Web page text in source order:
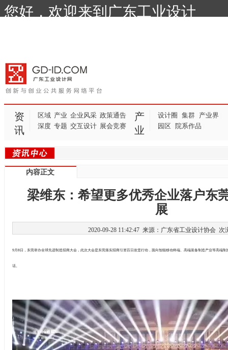
您好，欢迎来到广东工业设计
资
讯
区域 产业 企业风采 政策通告
深度 专题 交互设计 展会竞赛
产
业
设计圈 集群| 产业界
园区 院系作品
内容正文
梁维东：希望更多优秀企业落户东
展
2020-09-28 11:42:47 来源：广东省工业设计协会 次
9月8日，东莞举办全球先进制造招商大会，此次大会是东莞落实招商引资百日攻坚行动，面向智能移动终端、高端装备制造产业等高端
话。